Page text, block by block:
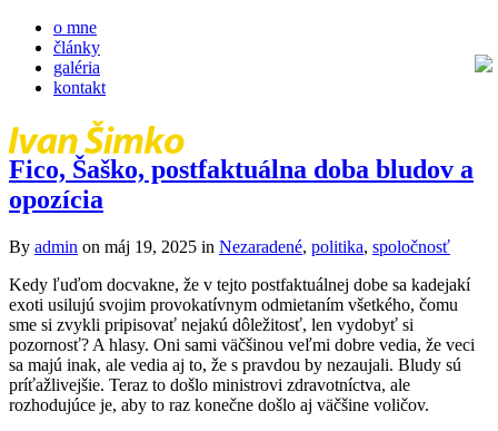
o mne
články
galéria
kontakt
Fico, Šaško, postfaktuálna doba bludov a
opozícia
By admin on máj 19, 2025 in Nezaradené, politika, spoločnosť
Kedy ľuďom docvakne, že v tejto postfaktuálnej dobe sa kadejakí
exoti usilujú svojim provokatívnym odmietaním všetkého, čomu
sme si zvykli pripisovať nejakú dôležitosť, len vydobyť si
pozornosť? A hlasy. Oni sami väčšinou veľmi dobre vedia, že veci
sa majú inak, ale vedia aj to, že s pravdou by nezaujali. Bludy sú
príťažlivejšie. Teraz to došlo ministrovi zdravotníctva, ale
rozhodujúce je, aby to raz konečne došlo aj väčšine voličov.